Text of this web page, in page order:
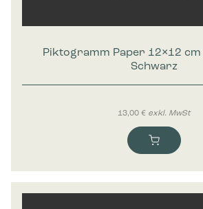
Piktogramm Paper 12×12
Schwarz
13,00 € exkl. MwSt